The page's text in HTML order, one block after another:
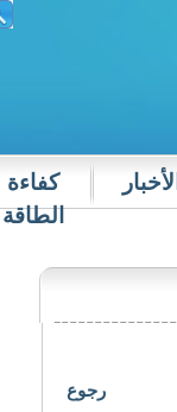
الأخبار
كفاءة
الطاقة
رجوع